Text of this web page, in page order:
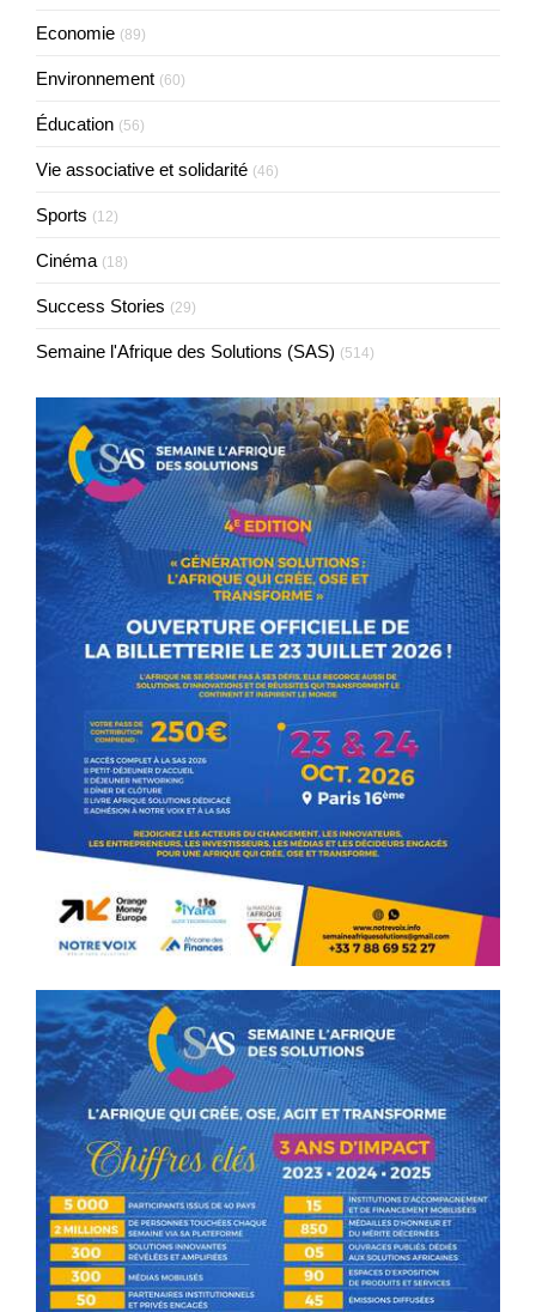
Economie (89)
Environnement (60)
Éducation (56)
Vie associative et solidarité (46)
Sports (12)
Cinéma (18)
Success Stories (29)
Semaine l'Afrique des Solutions (SAS) (514)